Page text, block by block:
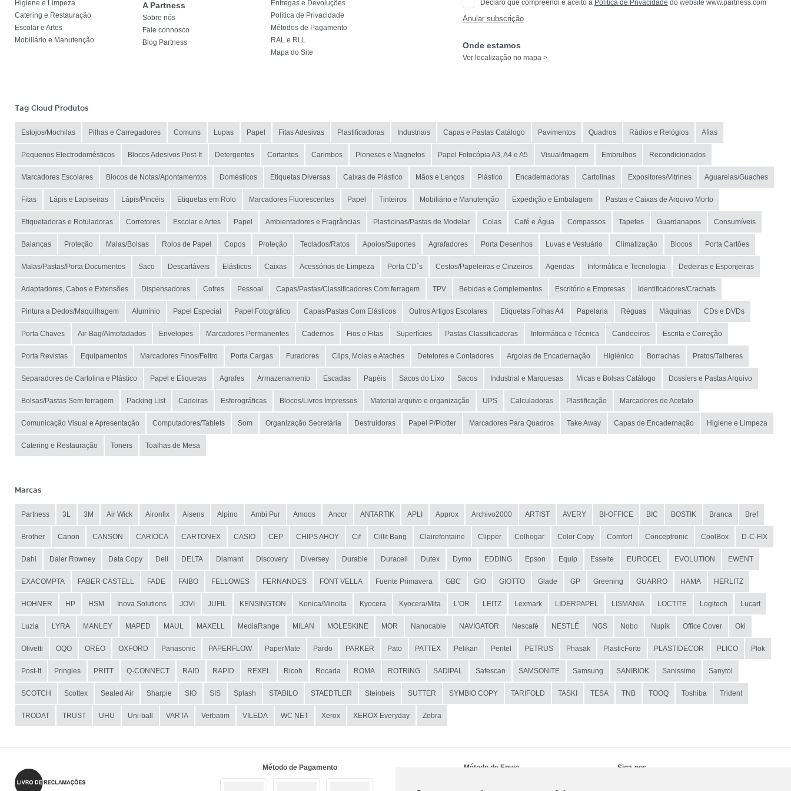
Higiene e Limpeza
Catering e Restauração
Escolar e Artes
Mobiliário e Manutenção
A Partness
Sobre nós
Fale connosco
Blog Partness
Entregas e Devoluções
Política de Privacidade
Métodos de Pagamento
RAL e RLL
Mapa do Site
Declaro que compreendi e aceito a Política de Privacidade do website www.partness.com
Anular subscrição
Onde estamos
Ver localização no mapa >
Tag Cloud Produtos
Estojos/Mochilas Pilhas e Carregadores Comuns Lupas Papel Fitas Adesivas Plastificadoras Industriais Capas e Pastas Catálogo Pavimentos Quadros Rádios e Relógios Afias
Pequenos Electrodomésticos Blocos Adesivos Post-It Detergentes Cortantes Carimbos Pioneses e Magnetos Papel Fotocópia A3, A4 e A5 Visual/Imagem Embrulhos Recondicionados
Marcadores Escolares Blocos de Notas/Apontamentos Domésticos Etiquetas Diversas Caixas de Plástico Mãos e Lenços Plástico Encadernadoras Cartolinas Expositores/Vitrines Aguarelas/Guaches
Fitas Lápis e Lapiseiras Lápis/Pincéis Etiquetas em Rolo Marcadores Fluorescentes Papel Tinteiros Mobiliário e Manutenção Expedição e Embalagem Pastas e Caixas de Arquivo Morto
Etiquetadoras e Rotuladoras Corretores Escolar e Artes Papel Ambientadores e Fragrâncias Plasticinas/Pastas de Modelar Colas Café e Água Compassos Tapetes Guardanapos Consumíveis
Balanças Proteção Malas/Bolsas Rolos de Papel Copos Proteção Teclados/Ratos Apoios/Suportes Agrafadores Porta Desenhos Luvas e Vestuário Climatização Blocos Porta Cartões
Malas/Pastas/Porta Documentos Saco Descartáveis Elásticos Caixas Acessórios de Limpeza Porta CD´s Cestos/Papeleiras e Cinzeiros Agendas Informática e Tecnologia Dedeiras e Esponjeiras
Adaptadores, Cabos e Extensões Dispensadores Cofres Pessoal Capas/Pastas/Classificadores Com ferragem TPV Bebidas e Complementos Escritório e Empresas Identificadores/Crachats
Pintura a Dedos/Maquilhagem Alumínio Papel Especial Papel Fotográfico Capas/Pastas Com Elásticos Outros Artigos Escolares Etiquetas Folhas A4 Papelaria Réguas Máquinas CDs e DVDs
Porta Chaves Air-Bag/Almofadados Envelopes Marcadores Permanentes Cadernos Fios e Fitas Superfícies Pastas Classificadoras Informática e Técnica Candeeiros Escrita e Correção
Porta Revistas Equipamentos Marcadores Finos/Feltro Porta Cargas Furadores Clips, Molas e Ataches Detetores e Contadores Argolas de Encadernação Higiénico Borrachas Pratos/Talheres
Separadores de Cartolina e Plástico Papel e Etiquetas Agrafes Armazenamento Escadas Papéis Sacos do Lixo Sacos Industrial e Marquesas Micas e Bolsas Catálogo Dossiers e Pastas Arquivo
Bolsas/Pastas Sem ferragem Packing List Cadeiras Esferográficas Blocos/Livros Impressos Material arquivo e organização UPS Calculadoras Plastificação Marcadores de Acetato
Comunicação Visual e Apresentação Computadores/Tablets Som Organização Secretária Destruidoras Papel P/Plotter Marcadores Para Quadros Take Away Capas de Encadernação Higiene e Limpeza
Catering e Restauração Toners Toalhas de Mesa
Marcas
Partness 3L 3M Air Wick Aironfix Aisens Alpino Ambi Pur Amoos Ancor ANTARTIK APLI Approx Archivo2000 ARTIST AVERY BI-OFFICE BIC BOSTIK Branca Bref
Brother Canon CANSON CARIOCA CARTONEX CASIO CEP CHIPS AHOY Cif Cillit Bang Clairefontaine Clipper Colhogar Color Copy Comfort Conceptronic CoolBox D-C-FIX
Dahi Daler Rowney Data Copy Dell DELTA Diamant Discovery Diversey Durable Duracell Dutex Dymo EDDING Epson Equip Esselte EUROCEL EVOLUTION EWENT
EXACOMPTA FABER CASTELL FADE FAIBO FELLOWES FERNANDES FONT VELLA Fuente Primavera GBC GIO GIOTTO Glade GP Greening GUARRO HAMA HERLITZ
HOHNER HP HSM Inova Solutions JOVI JUFIL KENSINGTON Konica/Minolta Kyocera Kyocera/Mita L'OR LEITZ Lexmark LIDERPAPEL LISMANIA LOCTITE Logitech Lucart
Luzia LYRA MANLEY MAPED MAUL MAXELL MediaRange MILAN MOLESKINE MOR Nanocable NAVIGATOR Nescafé NESTLÉ NGS Nobo Nupik Office Cover Oki
Olivetti OQO OREO OXFORD Panasonic PAPERFLOW PaperMate Pardo PARKER Pato PATTEX Pelikan Pentel PETRUS Phasak PlasticForte PLASTIDECOR PLICO Plok
Post-It Pringles PRITT Q-CONNECT RAID RAPID REXEL Ricoh Rocada ROMA ROTRING SADIPAL Safescan SAMSONITE Samsung SANIBIOK Sanissimo Sanytol
SCOTCH Scottex Sealed Air Sharpie SIO SIS Splash STABILO STAEDTLER Steinbeis SUTTER SYMBIO COPY TARIFOLD TASKI TESA TNB TOOQ Toshiba Trident
TRODAT TRUST UHU Uni-ball VARTA Verbatim VILEDA WC NET Xerox XEROX Everyday Zebra
Método de Pagamento Método de Envio Siga-nos